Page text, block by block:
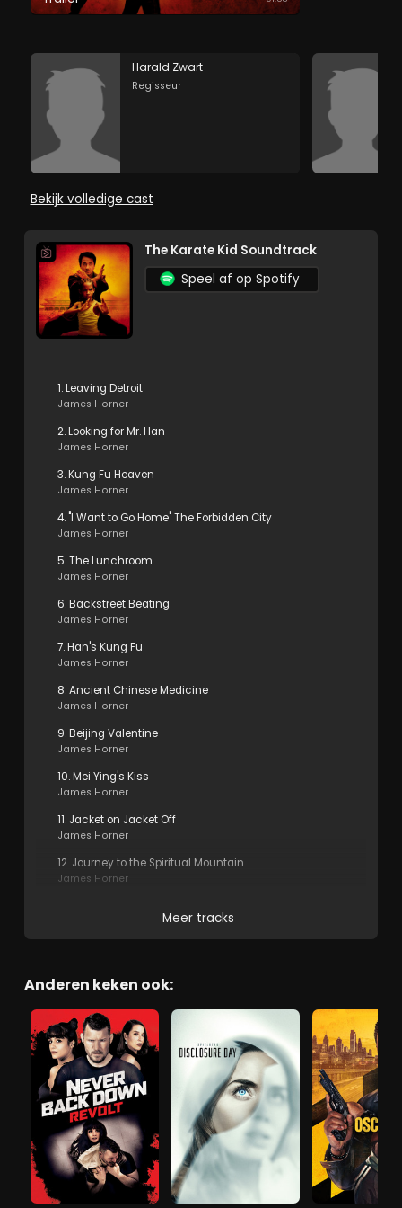
Harald Zwart
Regisseur
Bekijk volledige cast
The Karate Kid Soundtrack
Speel af op Spotify
1. Leaving Detroit
James Horner
2. Looking for Mr. Han
James Horner
3. Kung Fu Heaven
James Horner
4. "I Want to Go Home" The Forbidden City
James Horner
5. The Lunchroom
James Horner
6. Backstreet Beating
James Horner
7. Han's Kung Fu
James Horner
8. Ancient Chinese Medicine
James Horner
9. Beijing Valentine
James Horner
10. Mei Ying's Kiss
James Horner
11. Jacket on Jacket Off
James Horner
12. Journey to the Spiritual Mountain
James Horner
Meer tracks
Anderen keken ook: